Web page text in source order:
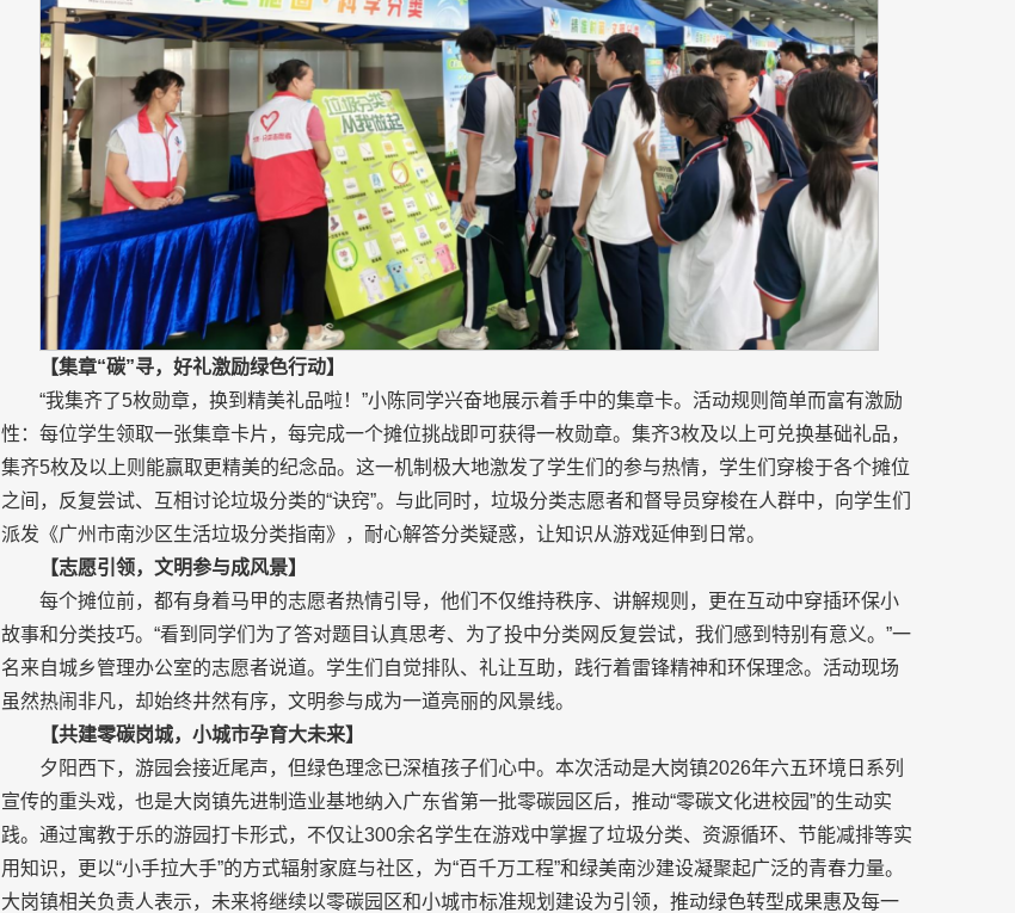
【集章“碳”寻，好礼激励绿色行动】
“我集齐了5枚勋章，换到精美礼品啦！”小陈同学兴奋地展示着手中的集章卡。活动规则简单而富有激励
性：每位学生领取一张集章卡片，每完成一个摊位挑战即可获得一枚勋章。集齐3枚及以上可兑换基础礼品，
集齐5枚及以上则能赢取更精美的纪念品。这一机制极大地激发了学生们的参与热情，学生们穿梭于各个摊位
之间，反复尝试、互相讨论垃圾分类的“诀窍”。与此同时，垃圾分类志愿者和督导员穿梭在人群中，向学生们
派发《广州市南沙区生活垃圾分类指南》，耐心解答分类疑惑，让知识从游戏延伸到日常。
【志愿引领，文明参与成风景】
每个摊位前，都有身着马甲的志愿者热情引导，他们不仅维持秩序、讲解规则，更在互动中穿插环保小
故事和分类技巧。“看到同学们为了答对题目认真思考、为了投中分类网反复尝试，我们感到特别有意义。”一
名来自城乡管理办公室的志愿者说道。学生们自觉排队、礼让互助，践行着雷锋精神和环保理念。活动现场
虽然热闹非凡，却始终井然有序，文明参与成为一道亮丽的风景线。
【共建零碳岗城，小城市孕育大未来】
夕阳西下，游园会接近尾声，但绿色理念已深植孩子们心中。本次活动是大岗镇2026年六五环境日系列
宣传的重头戏，也是大岗镇先进制造业基地纳入广东省第一批零碳园区后，推动“零碳文化进校园”的生动实
践。通过寓教于乐的游园打卡形式，不仅让300余名学生在游戏中掌握了垃圾分类、资源循环、节能减排等实
用知识，更以“小手拉大手”的方式辐射家庭与社区，为“百千万工程”和绿美南沙建设凝聚起广泛的青春力量。
大岗镇相关负责人表示，未来将继续以零碳园区和小城市标准规划建设为引领，推动绿色转型成果惠及每一